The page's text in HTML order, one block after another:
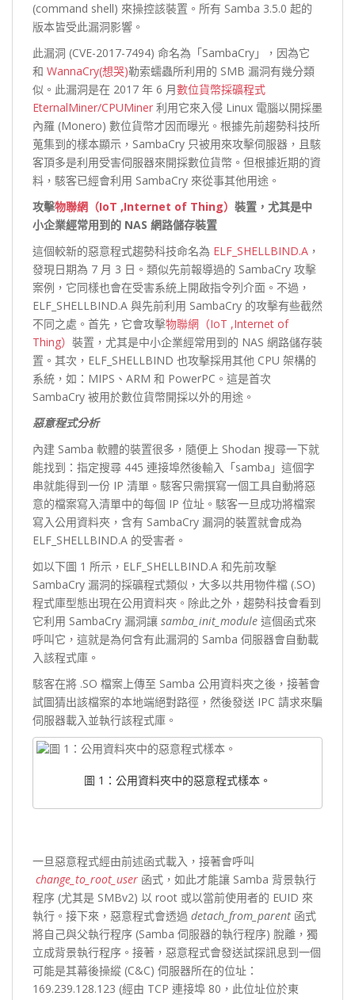
(command shell) 來操控該裝置。所有 Samba 3.5.0 起的
版本皆受此漏洞影響。
此漏洞 (CVE-2017-7494) 命名為「SambaCry」，因為它
和 WannaCry(想哭)勒索蠕蟲所利用的 SMB 漏洞有幾分類
似。此漏洞是在 2017 年 6 月數位貨幣採礦程式
EternalMiner/CPUMiner 利用它來入侵 Linux 電腦以開採墨
內羅 (Monero) 數位貨幣才因而曝光。根據先前趨勢科技所
蒐集到的樣本顯示，SambaCry 只被用來攻擊伺服器，且駭
客頂多是利用受害伺服器來開採數位貨幣。但根據近期的資
料，駭客已經會利用 SambaCry 來從事其他用途。
攻擊物聯網（IoT ,Internet of Thing） 裝置，尤其是中
小企業經常用到的 NAS 網路儲存裝置
這個較新的惡意程式趨勢科技命名為 ELF_SHELLBIND.A ，
發現日期為 7 月 3 日。類似先前報導過的 SambaCry 攻擊
案例，它同樣也會在受害系統上開啟指令列介面。不過，
ELF_SHELLBIND.A 與先前利用 SambaCry 的攻擊有些截然
不同之處。首先，它會攻擊物聯網（IoT ,Internet of
Thing） 裝置，尤其是中小企業經常用到的 NAS 網路儲存裝
置。其次，ELF_SHELLBIND 也攻擊採用其他 CPU 架構的
系統，如：MIPS、ARM 和 PowerPC。這是首次
SambaCry 被用於數位貨幣開採以外的用途。
惡意程式分析
內建 Samba 軟體的裝置很多，隨便上 Shodan 搜尋一下就
能找到：指定搜尋 445 連接埠然後輸入「samba」這個字
串就能得到一份 IP 清單。駭客只需撰寫一個工具自動將惡
意的檔案寫入清單中的每個 IP 位址。駭客一旦成功將檔案
寫入公用資料夾，含有 SambaCry 漏洞的裝置就會成為
ELF_SHELLBIND.A 的受害者。
如以下圖 1 所示，ELF_SHELLBIND.A 和先前攻擊
SambaCry 漏洞的採礦程式類似，大多以共用物件檔 (.SO)
程式庫型態出現在公用資料夾。除此之外，趨勢科技會看到
它利用 SambaCry 漏洞讓 samba_init_module 這個函式來
呼叫它，這就是為何含有此漏洞的 Samba 伺服器會自動載
入該程式庫。
駭客在將 .SO 檔案上傳至 Samba 公用資料夾之後，接著會
試圖猜出該檔案的本地端絕對路徑，然後發送 IPC 請求來騙
伺服器載入並執行該程式庫。
圖 1：公用資料夾中的惡意程式樣本。
一旦惡意程式經由前述函式載入，接著會呼叫
change_to_root_user 函式，如此才能讓 Samba 背景執行
程序 (尤其是 SMBv2) 以 root 或以當前使用者的 EUID 來
執行。接下來，惡意程式會透過 detach_from_parent 函式
將自己與父執行程序 (Samba 伺服器的執行程序) 脫離，獨
立成背景執行程序。接著，惡意程式會發送試探訊息到一個
可能是其幕後操縱 (C&C) 伺服器所在的位址：
169.239.128.123 (經由 TCP 連接埠 80，此位址位於東